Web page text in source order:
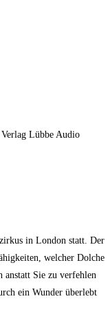
Lübbe Audio
in London statt. Der
welcher Dolche
anstatt Sie zu verfehlen
ein Wunder überlebt